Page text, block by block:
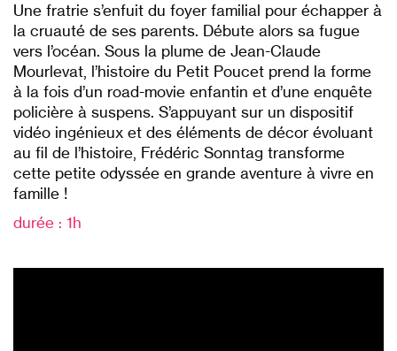
Une fratrie s’enfuit du foyer familial pour échapper à
la cruauté de ses parents. Débute alors sa fugue
vers l’océan. Sous la plume de Jean-Claude
Mourlevat, l’histoire du Petit Poucet prend la forme
à la fois d’un road-movie enfantin et d’une enquête
policière à suspens. S’appuyant sur un dispositif
vidéo ingénieux et des éléments de décor évoluant
au fil de l’histoire, Frédéric Sonntag transforme
cette petite odyssée en grande aventure à vivre en
famille !
durée : 1h